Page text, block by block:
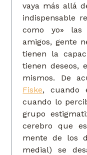
vaya más allá
indispensable
como yo» las
amigos, gente
tienen la
tienen deseos,
mismos. De
Fiske, cuando
cuando lo
grupo
cerebro que
mente de los
medial) se